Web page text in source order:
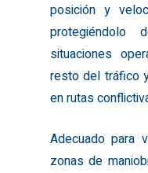
posición y
protegiéndolo
situaciones
resto del tráfico
en rutas
Adecuado para
zonas de